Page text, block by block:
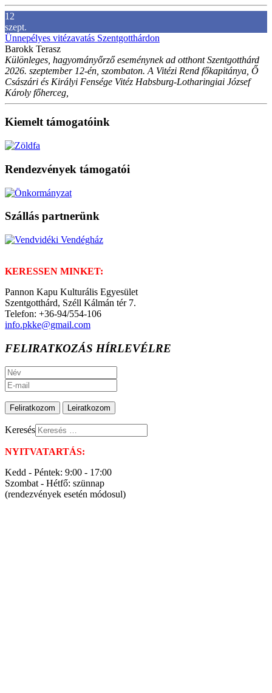
12
szept.
Ünnepélyes vitézavatás Szentgotthárdon
Barokk Terasz
Különleges, hagyományőrző eseménynek ad otthont Szentgotthárd
2026. szeptember 12-én, szombaton. A Vitézi Rend főkapitánya, Ő
Császári és Királyi Fensége Vitéz Habsburg-Lotharingiai József
Károly főherceg,
Kiemelt támogatóink
Rendezvények támogatói
Szállás partnerünk
KERESSEN MINKET:
Pannon Kapu Kulturális Egyesület
Szentgotthárd, Széll Kálmán tér 7.
Telefon: +36-94/554-106
info.pkke@gmail.com
FELIRATKOZÁS HÍRLEVÉLRE
Keresés
NYITVATARTÁS:
Kedd - Péntek: 9:00 - 17:00
Szombat - Hétfő: szünnap
(rendezvények esetén módosul)